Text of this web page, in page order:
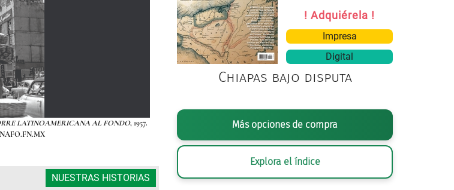
LATINOAMERICANA AL FONDO, 1957.
FOTOGRAFÍA DE NACHO LÓPEZ,VENDEDOR DE PAN EN BICICLETACON LA
© (INV. 382794), SECRETARÍA DE
NUESTRAS HISTORIAS
! Adquiérela !
Impresa
Digital
Chiapas bajo disputa
Más opciones de compra
Explora el índice